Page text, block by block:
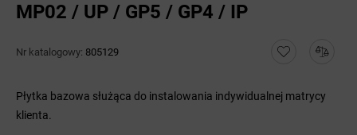
MP02 / UP / GP5 / GP4 / IP
Nr katalogowy: 805129
Płytka bazowa służąca do instalowania indywidualnej matrycy
klienta.